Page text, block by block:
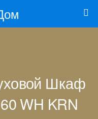
Шкаф
WH KRN